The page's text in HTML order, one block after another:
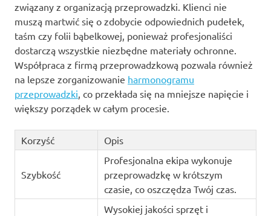
związany z organizacją przeprowadzki. Klienci nie
muszą martwić się o zdobycie odpowiednich pudełek,
taśm czy folii bąbelkowej, ponieważ profesjonaliści
dostarczą wszystkie niezbędne materiały ochronne.
Współpraca z firmą przeprowadzkową pozwala również
na lepsze zorganizowanie harmonogramu
przeprowadzki, co przekłada się na mniejsze napięcie i
większy porządek w całym procesie.
Korzyść Opis
Szybkość
Profesjonalna ekipa wykonuje
przeprowadzkę w krótszym
czasie, co oszczędza Twój czas.
Wysokiej jakości sprzęt i